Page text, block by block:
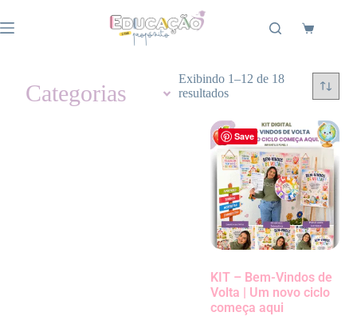
Categorias
Exibindo 1–12 de 18
resultados
Save
KIT – Bem-Vindos de
Volta | Um novo ciclo
começa aqui